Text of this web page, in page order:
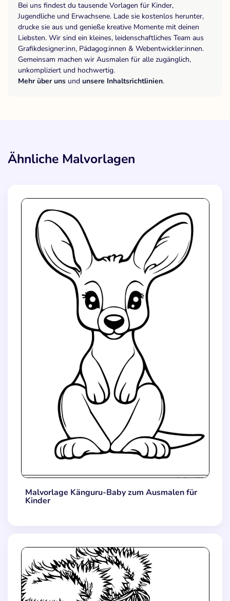
Bei uns findest du tausende Vorlagen für Kinder,
Jugendliche und Erwachsene. Lade sie kostenlos herunter,
drucke sie aus und genieße kreative Momente mit deinen
Liebsten. Wir sind ein kleines, leidenschaftliches Team aus
Grafikdesigner:inn, Pädagog:innen & Webentwickler:innen.
Gemeinsam machen wir Ausmalen für alle zugänglich,
unkompliziert und hochwertig.
Mehr über uns und unsere Inhaltsrichtlinien.
Ähnliche Malvorlagen
Malvorlage Känguru-Baby zum Ausmalen für
Kinder